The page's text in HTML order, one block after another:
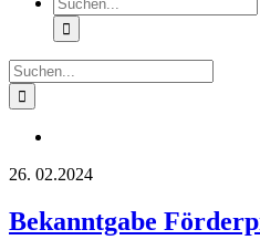
nach:
Suche
nach:
26. 02.2024
Bekanntgabe